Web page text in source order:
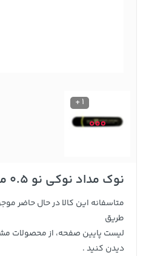
1 +
نوک مداد نوکی نو 0.5 میلی متری
متاسفانه این کالا در حال حاضر
طریق
لیست پایین صفحه، از محصولات
دیدن کنید .